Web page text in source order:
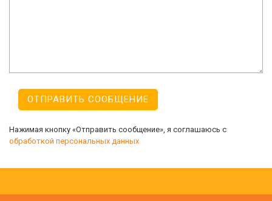
Нажимая кнопку «Отправить сообщение», я соглашаюсь с
обработкой персональных данных